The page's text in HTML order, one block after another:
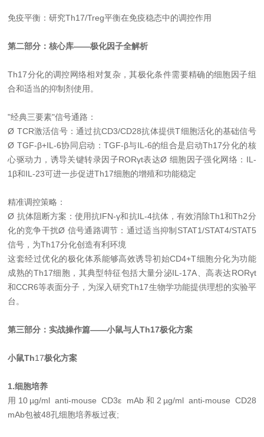
免疫平衡：研究Th17/Treg平衡在免疫稳态中的调控作用
第二部分：核心库——极化因子全解析
Th17分化的调控网络相对复杂，其极化条件需要精确的细胞因子组
合和适当的抑制剂使用。
"经典三要素"信号通路：
Ø TCR激活信号：通过抗CD3/CD28抗体提供T细胞活化的基础信号
Ø TGF-β+IL-6协同启动：TGF-β与IL-6的组合是启动Th17分化的核
心驱动力，诱导关键转录因子RORγt表达Ø 细胞因子强化网络：IL-
1β和IL-23可进一步促进Th17细胞的增殖和功能稳定
精准调控策略：
Ø 抗体阻断方案：使用抗IFN-γ和抗IL-4抗体，有效消除Th1和Th2分
化的竞争干扰Ø 信号通路调节：通过适当抑制STAT1/STAT4/STAT5
信号，为Th17分化创造有利环境
这套经过优化的极化体系能够高效诱导初始CD4+T细胞分化为功能
成熟的Th17细胞，其典型特征包括大量分泌IL-17A、高表达RORγt
和CCR6等表面分子，为深入研究Th17生物学功能提供理想的实验平
台。
第三部分：实战操作篇——小鼠与人Th17极化方案
小鼠Th17极化方案
1.细胞培养
用10 µg/ml anti-mouse CD3ε mAb和2 µg/ml anti-mouse CD28
mAb包被48孔细胞培养板过夜;